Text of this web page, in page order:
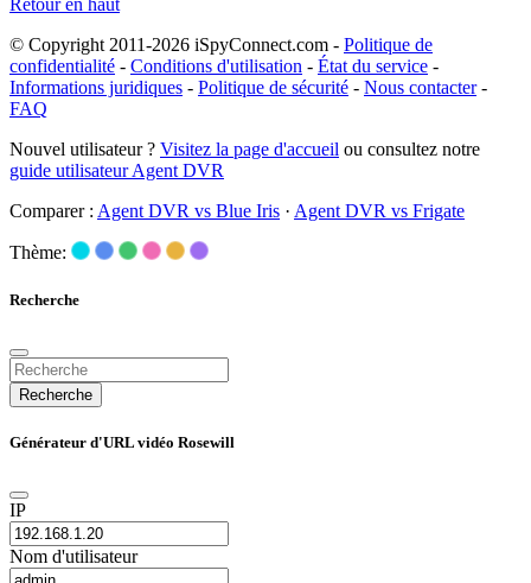
Retour en haut
© Copyright 2011-2026 iSpyConnect.com - Politique de
confidentialité - Conditions d'utilisation - État du service -
Informations juridiques - Politique de sécurité - Nous contacter-
FAQ
Nouvel utilisateur ? Visitez la page d'accueil ou consultez notre
guide utilisateur Agent DVR
Comparer : Agent DVR vs Blue Iris · Agent DVR vs Frigate
Thème:
Recherche
Recherche
Générateur d'URL vidéo Rosewill
IP
Nom d'utilisateur